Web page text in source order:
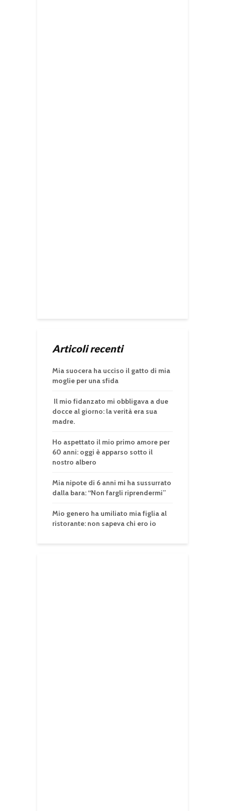
Articoli recenti
Mia suocera ha ucciso il gatto di mia
moglie per una sfida
Il mio fidanzato mi obbligava a due
docce al giorno: la verità era sua
madre.
Ho aspettato il mio primo amore per
60 anni: oggi è apparso sotto il
nostro albero
Mia nipote di 6 anni mi ha sussurrato
dalla bara: “Non fargli riprendermi”
Mio genero ha umiliato mia figlia al
ristorante: non sapeva chi ero io